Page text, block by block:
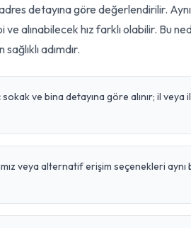
detayına göre değerlendirilir.
alınabilecek hız farklı olabilir. Bu
adımdır.
ve bina detayına göre alınır; il veya
veya alternatif erişim seçenekleri aynı